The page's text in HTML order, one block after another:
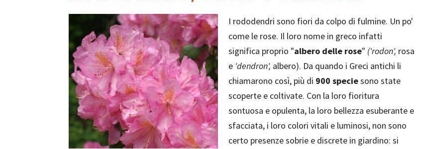
I rododendri sono fiori da colpo di fulmine. Un po'
come le rose. Il loro nome in greco infatti
significa proprio "albero delle rose" ('rodon', rosa
e 'dendron', albero). Da quando i Greci antichi li
chiamarono così, più di 900 speciesono state
scoperte e coltivate. Con la loro fioritura
sontuosa e opulenta, la loro bellezza esuberante e
sfacciata, i loro colori vitali e luminosi, non sono
certo presenze sobrie e discrete in giardino: si